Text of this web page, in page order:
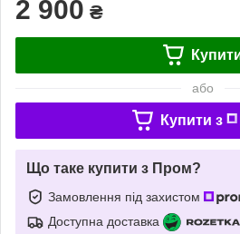
2 900 ₴
або
Купити з
Що таке купити з Пром?
Замовлення під захистом
Доступна доставка